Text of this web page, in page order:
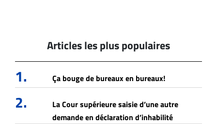
Articles les plus populaires
1. Ça bouge de bureaux en bureaux!
2.
La Cour supérieure saisie d’une autre
demande en déclaration d’inhabilité